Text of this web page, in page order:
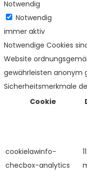
Notwendig
Notwendig
immer aktiv
Notwendige Cookies
Website
gewährleisten anonym
Sicherheitsmerkmale
Cookie
cookielawinfo-
checbox-analytics
11